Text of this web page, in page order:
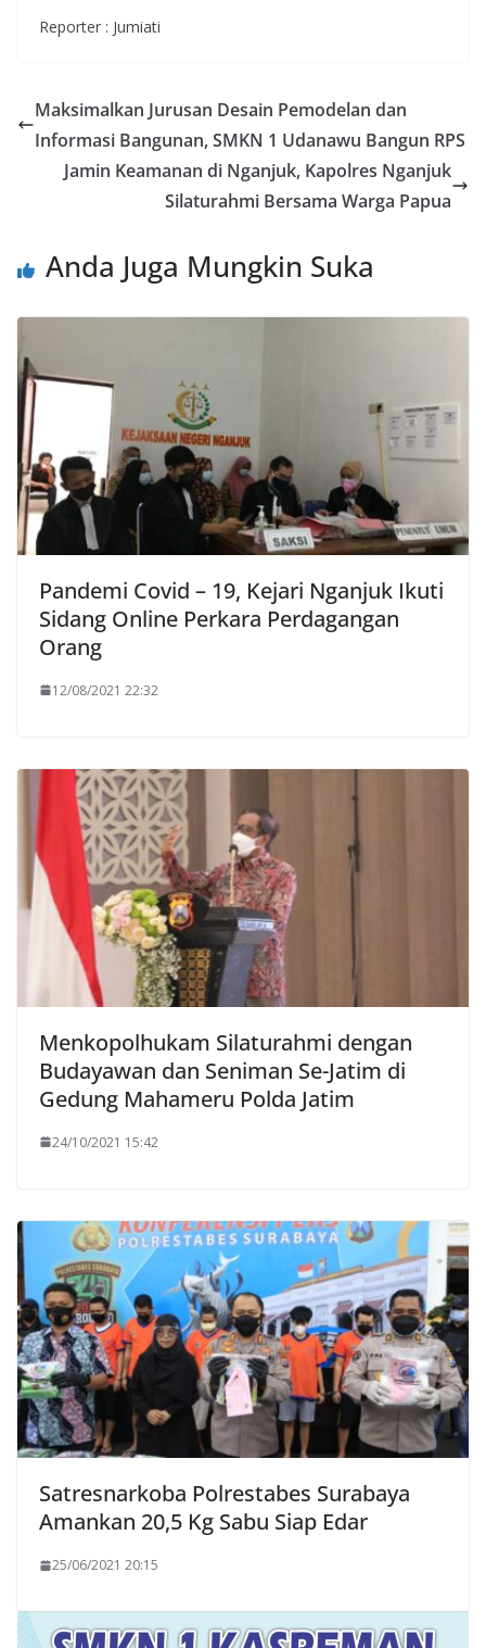
Reporter : Jumiati
Maksimalkan Jurusan Desain Pemodelan dan
Informasi Bangunan, SMKN 1 Udanawu Bangun RPS
Jamin Keamanan di Nganjuk, Kapolres Nganjuk
Silaturahmi Bersama Warga Papua
Anda Juga Mungkin Suka
Pandemi Covid – 19, Kejari Nganjuk Ikuti
Sidang Online Perkara Perdagangan
Orang
12/08/2021 22:32
Menkopolhukam Silaturahmi dengan
Budayawan dan Seniman Se-Jatim di
Gedung Mahameru Polda Jatim
24/10/2021 15:42
Satresnarkoba Polrestabes Surabaya
Amankan 20,5 Kg Sabu Siap Edar
25/06/2021 20:15